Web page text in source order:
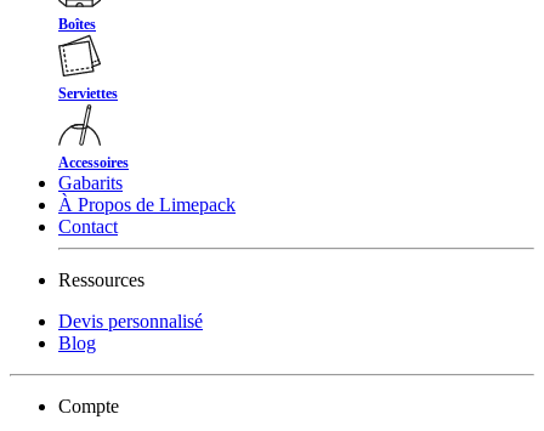
Boîtes
Serviettes
Accessoires
Gabarits
À Propos de Limepack
Contact
Ressources
Devis personnalisé
Blog
Compte